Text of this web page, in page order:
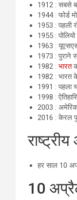
1912 : सबसे
1944 : फोर्ड
1953 : पहली
1955 :
1963 :
1973 : पुराने
1982 : भारत
1982 : भारत
1991 : पहला
1998 :
2003 :
2016 : केरल
हर साल 10
10